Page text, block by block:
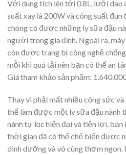
Với dung tích lên tới 0.8L, lưỡi dao
suất xay là 200W và công suất đun
chóng có được những ly sữa đậu
người trong gia đình. Ngoài ra,
còn được trang bị công nghệ
mỗi khi quá tải nên bạn có thể an
Giá tham khảo sản phẩm:
Thay vì phải mất nhiều công sức
thể làm được một ly sữa đậu nành
nành tự lọc hiện đại và tiện lợi, bạn
thời gian đã có thể chế biến được
dinh dưỡng và vô cùng thơm ngon.